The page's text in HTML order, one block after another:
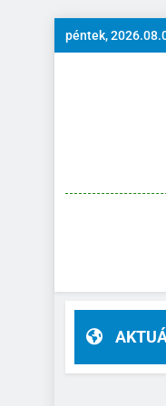
Ugrás
a
péntek,
helyettes